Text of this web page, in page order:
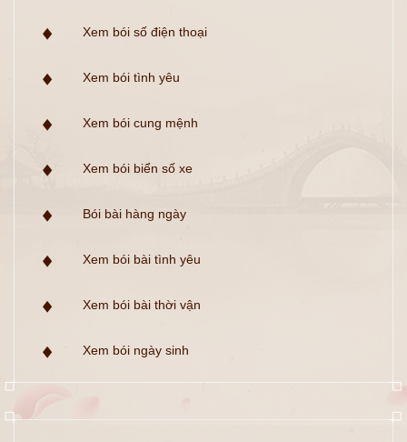
Xem bói số điện thoại
Xem bói tình yêu
Xem bói cung mệnh
Xem bói biển số xe
Bói bài hàng ngày
Xem bói bài tình yêu
Xem bói bài thời vận
Xem bói ngày sinh